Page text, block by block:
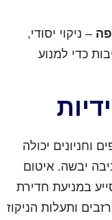
– ניקוי יסודי,
כדי למנוע
וחניונים יכולה
יבשה. איטום
במניעת חדירת
ותעלות הניקוז